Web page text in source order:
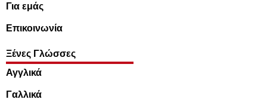
Για εμάς
Επικοινωνία
Ξένες Γλώσσες
Αγγλικά
Γαλλικά